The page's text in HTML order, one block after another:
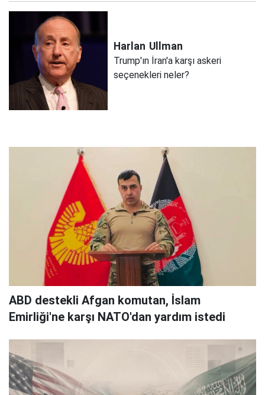
Harlan Ullman
Trump'ın İran'a karşı askeri
seçenekleri neler?
ABD destekli Afgan komutan, İslam
Emirliği'ne karşı NATO'dan yardım istedi